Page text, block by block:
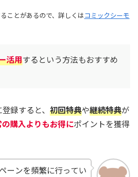
ことがあるので、詳しくはコミックシーモ
活用するという方法もおすすめ
録すると、 初回特典や継続特典が
購入よりもお得にポイントを獲得
ーンを頻繁に行ってい